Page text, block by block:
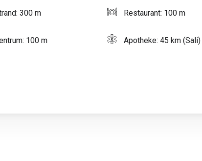
300 m Restaurant: 100 m
100 m Apotheke: 45 km (Sali)